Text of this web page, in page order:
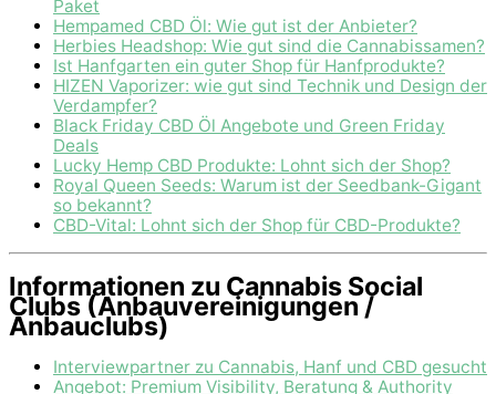
Paket
Hempamed CBD Öl: Wie gut ist der Anbieter?
Herbies Headshop: Wie gut sind die Cannabissamen?
Ist Hanfgarten ein guter Shop für Hanfprodukte?
HIZEN Vaporizer: wie gut sind Technik und Design der
Verdampfer?
Black Friday CBD Öl Angebote und Green Friday
Deals
Lucky Hemp CBD Produkte: Lohnt sich der Shop?
Royal Queen Seeds: Warum ist der Seedbank-Gigant
so bekannt?
CBD-Vital: Lohnt sich der Shop für CBD-Produkte?
Informationen zu Cannabis Social
Clubs (Anbauvereinigungen /
Anbauclubs)
Interviewpartner zu Cannabis, Hanf und CBD gesucht
Angebot: Premium Visibility, Beratung & Authority